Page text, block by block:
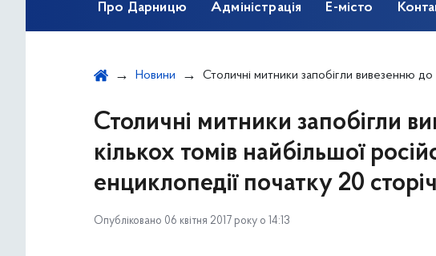
Про Дарницю Адміністрація Е-місто
Новини Столичні митники запобігли вивезенню до Німеччини кількох томів найбільшої російської універсальної енциклопедії початку 20
Столичні митники запобігли
кількох томів найбільшої
енциклопедії початку 20
Опубліковано 06 квітня 2017 року о 14:13